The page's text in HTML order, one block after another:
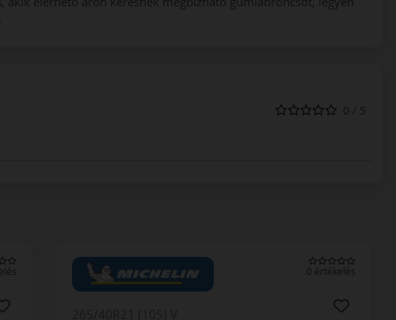
0 / 5
0 értékelés